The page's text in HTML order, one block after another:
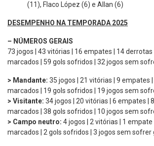
(11), Flaco López (6) e Allan (6)
DESEMPENHO NA TEMPORADA 2025
– NÚMEROS GERAIS
73 jogos | 43 vitórias | 16 empates | 14 derrotas
marcados | 59 gols sofridos | 32 jogos sem
> Mandante: 35 jogos | 21 vitórias | 9 empates
marcados | 19 gols sofridos | 19 jogos sem
> Visitante: 34 jogos | 20 vitórias | 6 empates |
marcados | 38 gols sofridos | 10 jogos sem
> Campo neutro: 4 jogos | 2 vitórias | 1 empate
marcados | 2 gols sofridos | 3 jogos sem sofrer